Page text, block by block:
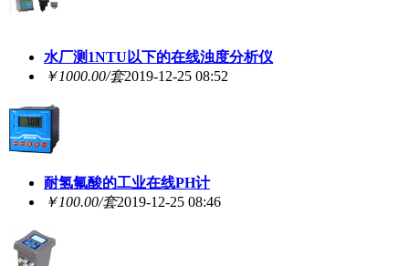
水厂测1NTU以下的在线浊度分析仪
￥1000.00/套2019-12-25 08:52
耐氢氟酸的工业在线PH计
￥100.00/套2019-12-25 08:46